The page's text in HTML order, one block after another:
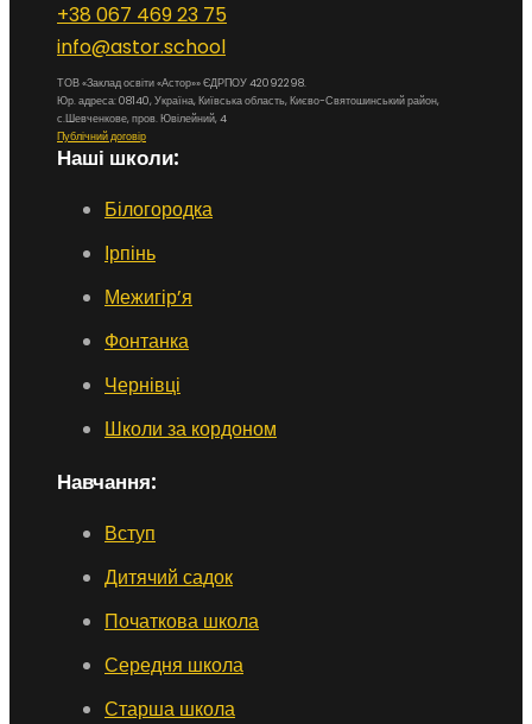
+38 067 469 23 75
info@astor.school
ТОВ «Заклад освіти «Астор»» ЄДРПОУ 42092298.
Юр. адреса: 08140, Україна, Київська область, Києво-Святошинський район,
с.Шевченкове, пров. Ювілейний, 4
Публічний договір
Наші школи:
Білогородка
Ірпінь
Межигір’я
Фонтанка
Чернівці
Школи за кордоном
Навчання:
Вступ
Дитячий садок
Початкова школа
Середня школа
Старша школа